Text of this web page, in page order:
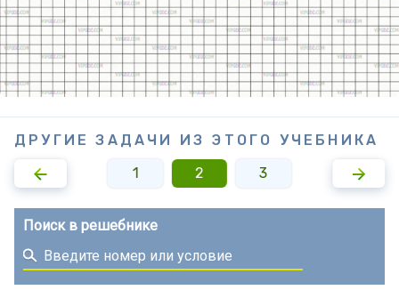
ДРУГИЕ ЗАДАЧИ ИЗ ЭТОГО УЧЕБНИКА
1
2 3
Поиск в решебнике